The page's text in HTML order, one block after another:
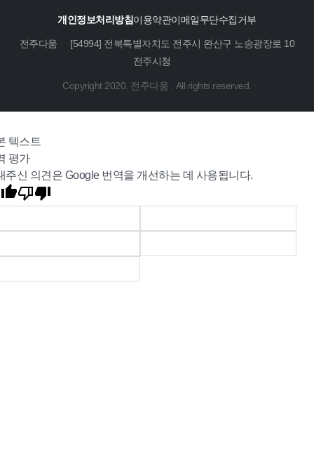
개인정보처리방침이용약관이메일무단수집거부
전주다움
[54994] 전북특별자치도 전주시 완산구 노송광장로 10
전주시청
Copyright 2020. 전주다움 . All rights reserved.
텍스트
평가
주신 의견은 Google 번역을 개선하는 데 사용됩니다.